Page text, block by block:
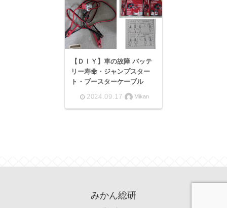
【ＤＩＹ】車の故障 バッテ
リー寿命・ジャンプスター
ト・ブースターケーブル
2024.09.17 Mikan
みかん総研